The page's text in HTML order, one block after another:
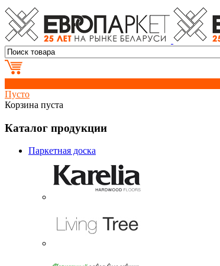
Пусто
Корзина пуста
Каталог продукции
Паркетная доска